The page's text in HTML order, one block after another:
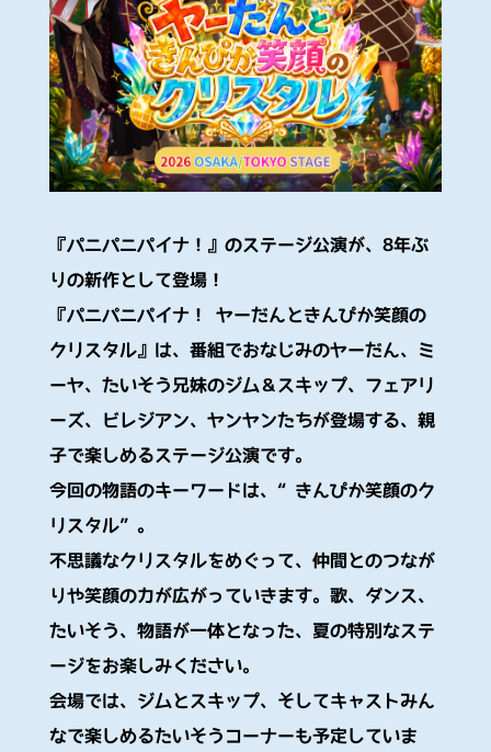
『パニパニパイナ！』のステージ公演が、8年ぶ
りの新作として登場！
『パニパニパイナ！ ヤーだんときんぴか笑顔の
クリスタル』は、番組でおなじみのヤーだん、ミ
ーヤ、たいそう兄妹のジム＆スキップ、フェアリ
ーズ、ビレジアン、ヤンヤンたちが登場する、親
子で楽しめるステージ公演です。
今回の物語のキーワードは、“きんぴか笑顔のク
リスタル”。
不思議なクリスタルをめぐって、仲間とのつなが
りや笑顔の力が広がっていきます。歌、ダンス、
たいそう、物語が一体となった、夏の特別なステ
ージをお楽しみください。
会場では、ジムとスキップ、そしてキャストみん
なで楽しめるたいそうコーナーも予定していま